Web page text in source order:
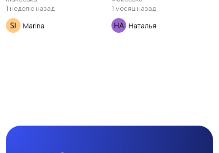
1 неделю назад
Marina
1 месяц назад
Наталья